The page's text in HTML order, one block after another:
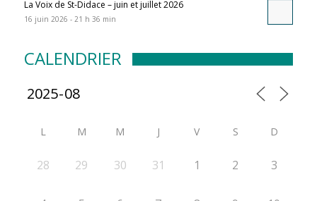
La Voix de St-Didace – juin et juillet 2026
16 juin 2026 - 21 h 36 min
CALENDRIER
L M M J V S D
28 29 30 31 1 2 3